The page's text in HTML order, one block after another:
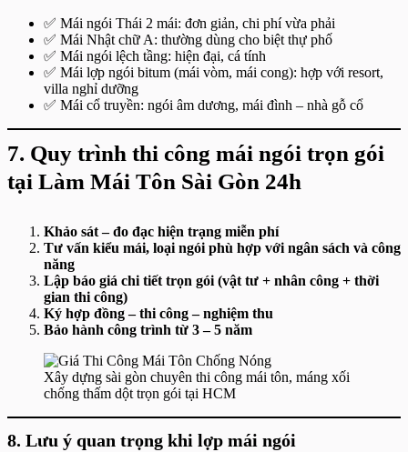
✅ Mái ngói Thái 2 mái: đơn giản, chi phí vừa phải
✅ Mái Nhật chữ A: thường dùng cho biệt thự phố
✅ Mái ngói lệch tầng: hiện đại, cá tính
✅ Mái lợp ngói bitum (mái vòm, mái cong): hợp với resort,
villa nghỉ dưỡng
✅ Mái cổ truyền: ngói âm dương, mái đình – nhà gỗ cổ
7. Quy trình thi công mái ngói trọn gói
tại Làm Mái Tôn Sài Gòn 24h
Khảo sát – đo đạc hiện trạng miễn phí
Tư vấn kiểu mái, loại ngói phù hợp với ngân sách và công
năng
Lập báo giá chi tiết trọn gói (vật tư + nhân công + thời
gian thi công)
Ký hợp đồng – thi công – nghiệm thu
Bảo hành công trình từ 3 – 5 năm
Xây dựng sài gòn chuyên thi công mái tôn, máng xối
chống thấm dột trọn gói tại HCM
8. Lưu ý quan trọng khi lợp mái ngói